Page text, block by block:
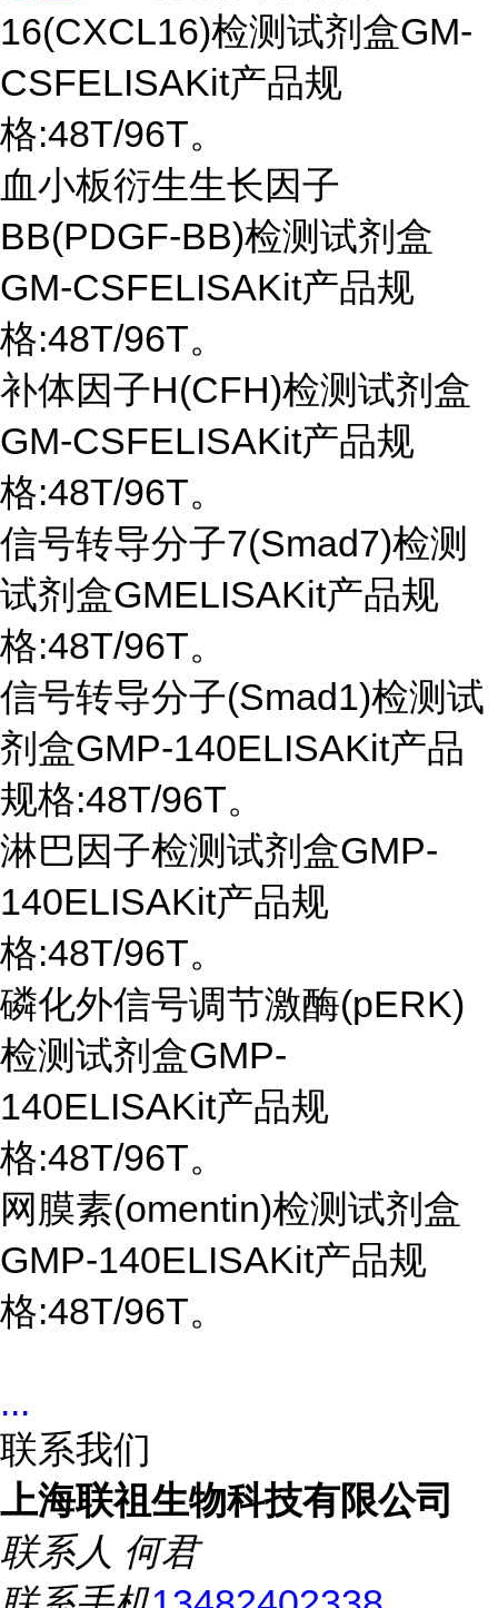
16(CXCL16)检测试剂盒GM-
CSFELISAKit产品规
格:48T/96T。
血小板衍生生长因子
BB(PDGF-BB)检测试剂盒
GM-CSFELISAKit产品规
格:48T/96T。
补体因子H(CFH)检测试剂盒
GM-CSFELISAKit产品规
格:48T/96T。
信号转导分子7(Smad7)检测
试剂盒GMELISAKit产品规
格:48T/96T。
信号转导分子(Smad1)检测试
剂盒GMP-140ELISAKit产品
规格:48T/96T。
淋巴因子检测试剂盒GMP-
140ELISAKit产品规
格:48T/96T。
磷化外信号调节激酶(pERK)
检测试剂盒GMP-
140ELISAKit产品规
格:48T/96T。
网膜素(omentin)检测试剂盒
GMP-140ELISAKit产品规
格:48T/96T。
...
联系我们
上海联祖生物科技有限公司
联系人 何君